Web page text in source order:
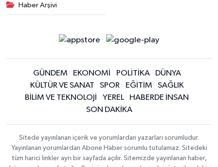
Haber Arşivi
GÜNDEM EKONOMİ POLİTİKA
DÜNYA
KÜLTÜR VE SANAT
SPOR EĞİTİM
SAĞLIK
BİLİM VE TEKNOLOJİ
YEREL
HABERDE İNSAN
SON DAKİKA
Sitede yayınlanan içerik ve yorumlardan yazarları sorumludur.
Yayınlanan yorumlardan Abone Haber sorumlu tutulamaz. Sitedeki
tüm harici linkler ayrı bir sayfada açılır. Sitemizde yayınlanan haber,